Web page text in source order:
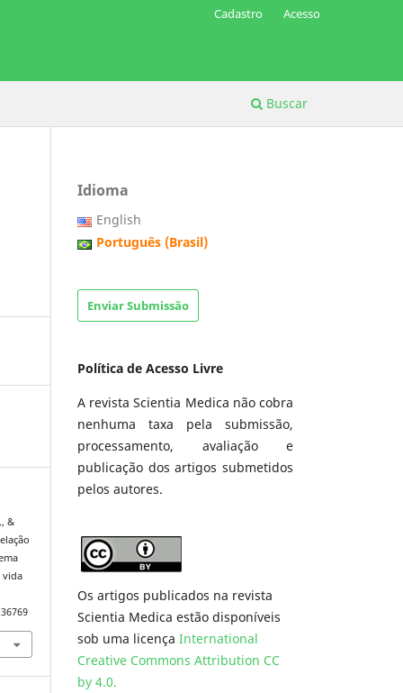
Buscar
Cadastro Acesso
&
vida
Idioma
English
Português (Brasil)
Enviar Submissão
Política de Acesso Livre
A revista Scientia Medica não cobra
nenhuma taxa pela submissão,
processamento, avaliação e
publicação dos artigos submetidos
pelos autores.
Os artigos publicados na revista
Scientia Medica estão disponíveis
sob uma licença International
Creative Commons Attribution CC
by 4.0.